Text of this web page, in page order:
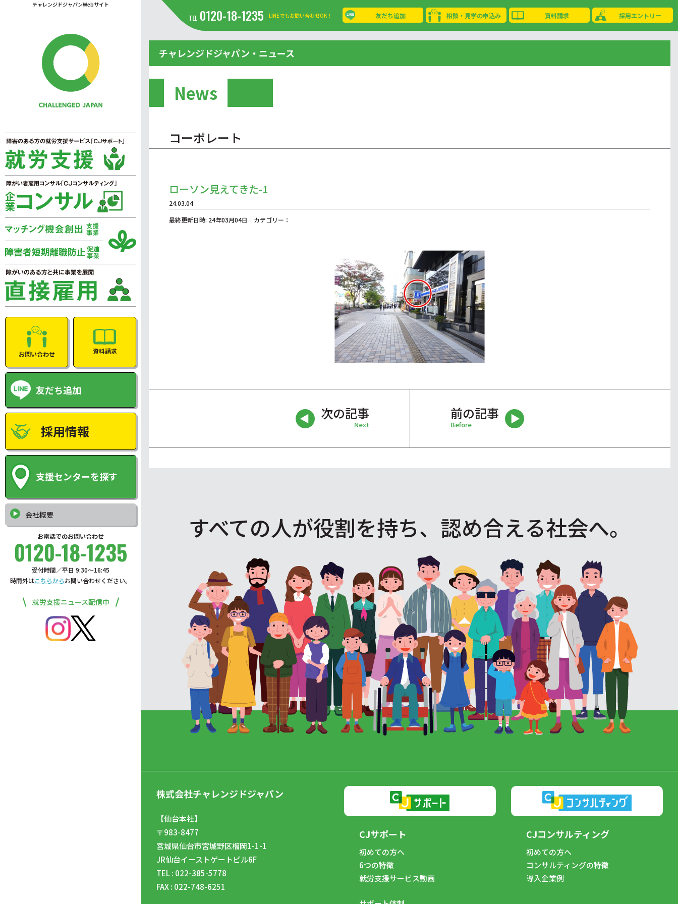
チャレンジドジャパンWebサイト
お問い合わせ 資料請求
友だち追加
採用情報
支援センターを探す
会社概要
お電話でのお問い合わせ
0120-18-1235
受付時間／平日 9:30〜16:45
時間外はこちらからお問い合わせください。
就労支援ニュース配信中
TEL 0120-18-1235 LINEでもお問い合わせOK！ 友だち追加 相談・見学の申込み 資料請求 採用エントリー
チャレンジドジャパン・ニュース
News
コーポレート
ローソン見えてきた-1
24.03.04
最終更新日時: 24年03月04日｜カテゴリー：
次の記事
Next
前の記事
Before
すべての人が役割を持ち、認め合える社会へ。
株式会社チャレンジドジャパン
【仙台本社】
〒983-8477
宮城県仙台市宮城野区榴岡1-1-1
JR仙台イーストゲートビル6F
TEL : 022-385-5778
FAX : 022-748-6251
CJサポート
初めての方へ
6つの特徴
就労支援サービス動画
CJコンサルティング
初めての方へ
コンサルティングの特徴
導入企業例